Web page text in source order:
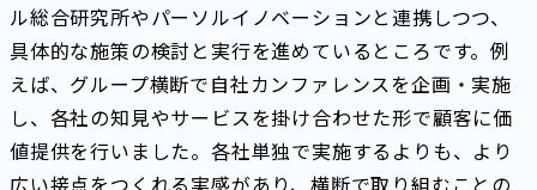
ル総合研究所やパーソルイノベーションと連携しつつ、
具体的な施策の検討と実行を進めているところです。例
えば、グループ横断で自社カンファレンスを企画・実施
し、各社の知見やサービスを掛け合わせた形で顧客に価
値提供を行いました。各社単独で実施するよりも、より